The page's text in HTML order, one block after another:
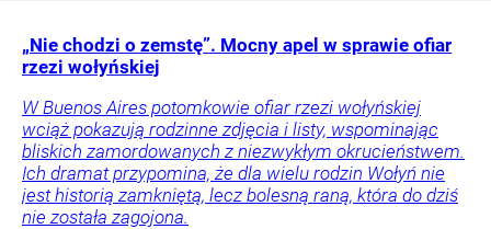
„Nie chodzi o zemstę”. Mocny apel w sprawie ofiar
rzezi wołyńskiej
W Buenos Aires potomkowie ofiar rzezi wołyńskiej
wciąż pokazują rodzinne zdjęcia i listy, wspominając
bliskich zamordowanych z niezwykłym okrucieństwem.
Ich dramat przypomina, że dla wielu rodzin Wołyń nie
jest historią zamkniętą, lecz bolesną raną, która do dziś
nie została zagojona.